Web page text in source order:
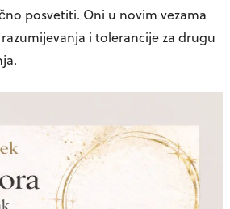
posvetiti. Oni u novim vezama
i tolerancije za drugu